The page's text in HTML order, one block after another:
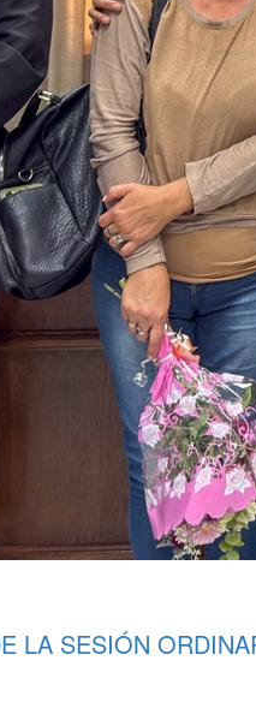
LA SESIÓN